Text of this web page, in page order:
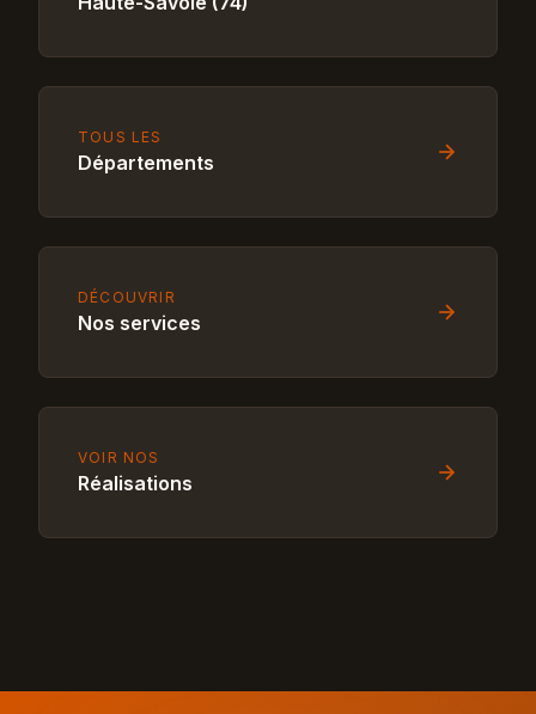
TOUS LES
Départements
DÉCOUVRIR
Nos services
VOIR NOS
Réalisations